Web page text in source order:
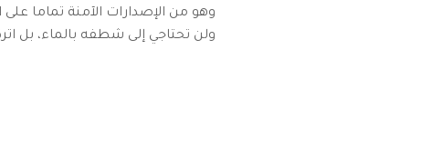
وهو من الإصدارات الآمنة تماما على
ولن تحتاجي إلى شطفه بالماء، بل